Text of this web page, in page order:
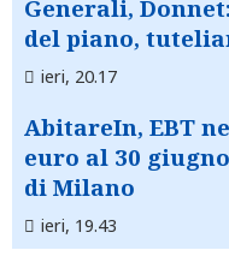
Generali,
del piano,
ieri, 20.17
AbitareIn, EBT
euro al 30
di Milano
ieri, 19.43